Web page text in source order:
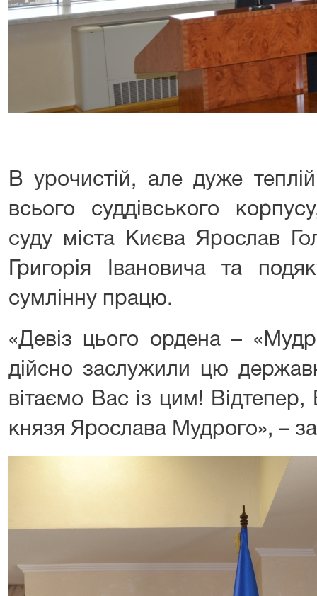
В урочистій, але дуже
всього суддівського
суду міста Києва Ярослав
Григорія Івановича та
сумлінну працю.
«Девіз цього ордена –
дійсно заслужили цю
вітаємо Вас із цим!
князя Ярослава Мудрого», –